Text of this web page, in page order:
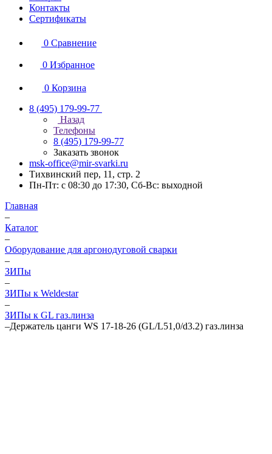
Контакты
Сертификаты
0 Сравнение
0 Избранное
0 Корзина
8 (495) 179-99-77
Назад
Телефоны
8 (495) 179-99-77
Заказать звонок
msk-office@mir-svarki.ru
Тихвинский пер, 11, стр. 2
Пн-Пт: с 08:30 до 17:30, Сб-Вс: выходной
Главная
–
Каталог
–
Оборудование для аргонодуговой сварки
–
ЗИПы
–
ЗИПы к Weldestar
–
ЗИПы к GL газ.линза
–Держатель цанги WS 17-18-26 (GL/L51,0/d3.2) газ.линза